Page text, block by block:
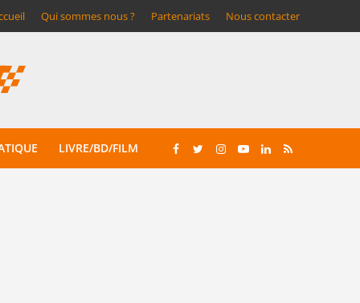
Qui sommes nous ? Partenariats Nous contacter
LIVRE/BD/FILM